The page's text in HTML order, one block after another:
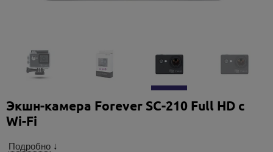
Экшн-камера Forever SC-210 Full HD с
Wi-Fi
Подробно ↓